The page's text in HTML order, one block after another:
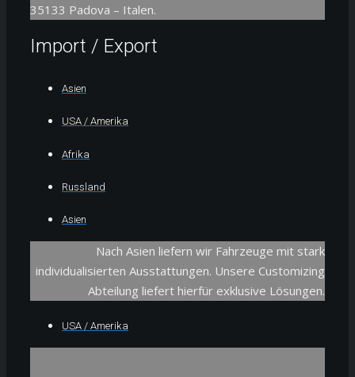
35133 Padova – Italen.
Import / Export
Asien
USA / Amerika
Afrika
Russland
Asien
Nach Asien liefern wir Fahrzeuge mit stark
individualisierten Ausstattungen. Unsere Customizing
Abteilung liefert hierfür exklusive Lösungen.
USA / Amerika